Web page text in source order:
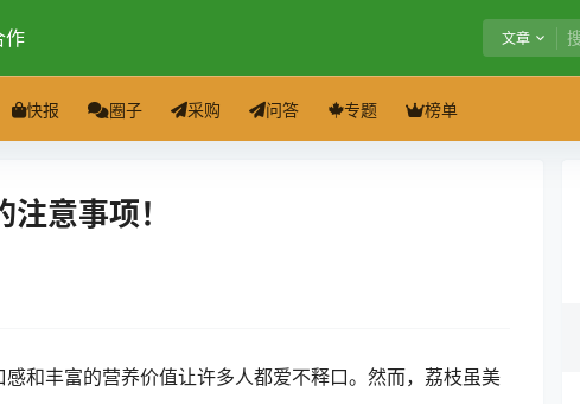
作 文章
快报 圈子 采购 问答 专题 榜单
意事项！
和丰富的营养价值让许多人都爱不释口。然而，荔枝虽美